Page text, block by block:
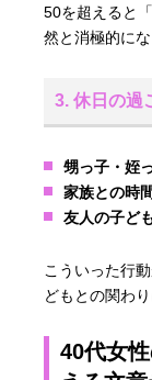
50を超えると
然と消極的に
3. 休日の過
甥っ子・姪
家族との時
友人の子ど
こういった行
どもとの関わ
40代女